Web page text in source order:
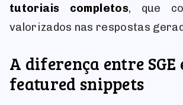
tutoriais completos, que
valorizados nas respostas
A diferença entre SGE
featured snippets